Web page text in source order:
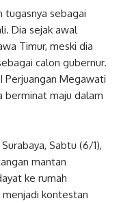
tugasnya sebagai
Dia sejak awal
Timur, meski dia
calon gubernur.
Perjuangan Megawati
berminat maju dalam
Sabtu (6/1),
mantan
ke rumah
kontestan